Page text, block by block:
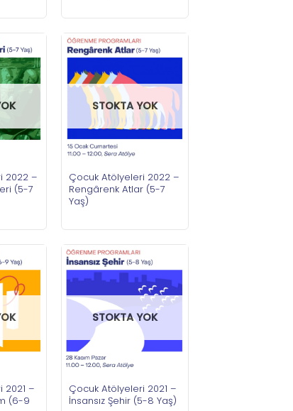
2022 –
(5-7
STOKTA YOK
Çocuk Atölyeleri 2022 –
Rengârenk Atlar (5-7
Yaş)
2021 –
(6-9
STOKTA YOK
Çocuk Atölyeleri 2021 –
İnsansız Şehir (5-8 Yaş)